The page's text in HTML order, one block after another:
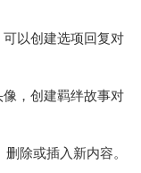
以创建选项回复对
，创建羁绊故事对
除或插入新内容。